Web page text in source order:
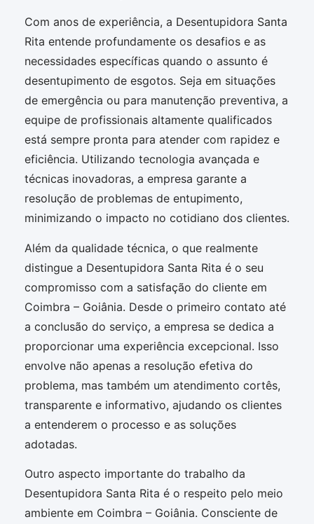
Com anos de experiência, a Desentupidora Santa
Rita entende profundamente os desafios e as
necessidades específicas quando o assunto é
desentupimento de esgotos. Seja em situações
de emergência ou para manutenção preventiva, a
equipe de profissionais altamente qualificados
está sempre pronta para atender com rapidez e
eficiência. Utilizando tecnologia avançada e
técnicas inovadoras, a empresa garante a
resolução de problemas de entupimento,
minimizando o impacto no cotidiano dos clientes.
Além da qualidade técnica, o que realmente
distingue a Desentupidora Santa Rita é o seu
compromisso com a satisfação do cliente em
Coimbra – Goiânia. Desde o primeiro contato até
a conclusão do serviço, a empresa se dedica a
proporcionar uma experiência excepcional. Isso
envolve não apenas a resolução efetiva do
problema, mas também um atendimento cortês,
transparente e informativo, ajudando os clientes
a entenderem o processo e as soluções
adotadas.
Outro aspecto importante do trabalho da
Desentupidora Santa Rita é o respeito pelo meio
ambiente em Coimbra – Goiânia. Consciente de